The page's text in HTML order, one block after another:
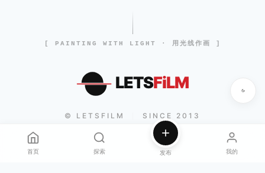
[ PAINTING WITH LIGHT · 用光线作画 ]
LETSFiLM
© LETSFILM SINCE 2013
首页 探索 发布 我的